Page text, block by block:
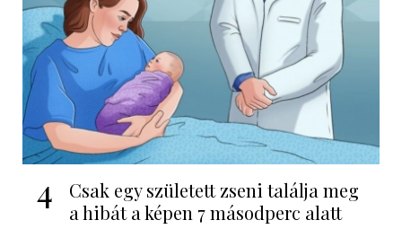
4
Csak egy született zseni találja meg
a hibát a képen 7 másodperc alatt